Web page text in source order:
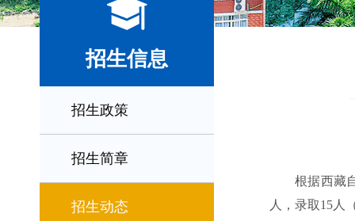
招生信息
招生政策
招生简章
招生动态
根据西藏
人，录取15 人